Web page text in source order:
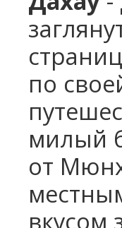
по
милый
от
вкусом